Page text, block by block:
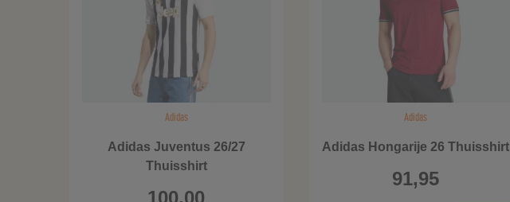
Adidas
Adidas Juventus 26/27
Thuisshirt
100,00
Adidas
Adidas Hongarije 26 Thuisshirt
91,95